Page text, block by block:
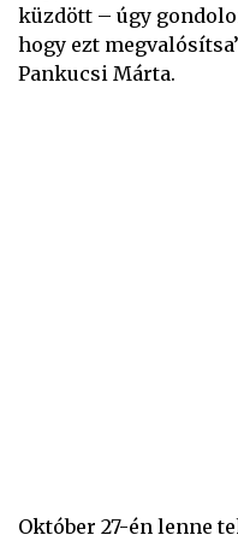
küzdött – úgy
hogy ezt
Pankucsi Márta.
Október 27-én lenne